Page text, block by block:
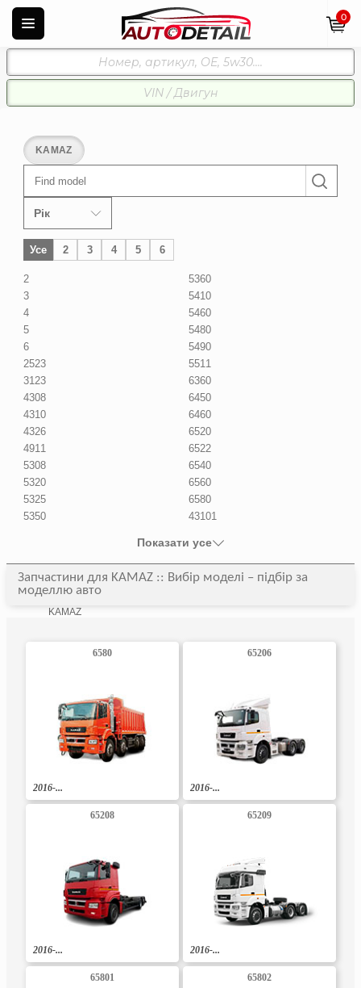
0
KAMAZ
Find model
Рік
Усе 2 3 4 5 6
2
3
4
5
6
2523
3123
4308
4310
4326
4911
5308
5320
5325
5350
5360
5410
5460
5480
5490
5511
6360
6450
6460
6520
6522
6540
6560
6580
43101
Показати усе
Запчастини для KAMAZ :: Вибір моделі – підбір за
моделлю авто
KAMAZ
6580
2016-...
65206
2016-...
65208
2016-...
65209
2016-...
65801 65802